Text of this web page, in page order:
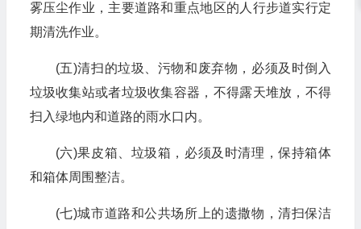
雾压尘作业，主要道路和重点地区的人行步道实行定
期清洗作业。
(五)清扫的垃圾、污物和废弃物，必须及时倒入
垃圾收集站或者垃圾收集容器，不得露天堆放，不得
扫入绿地内和道路的雨水口内。
(六)果皮箱、垃圾箱，必须及时清理，保持箱体
和箱体周围整洁。
(七)城市道路和公共场所上的遗撒物，清扫保洁